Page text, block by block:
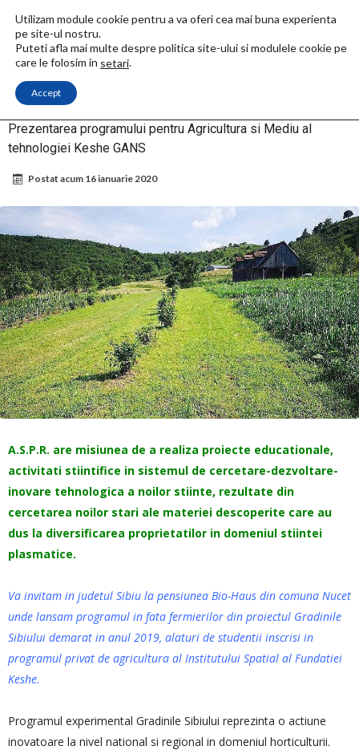
Acasa Nano Info
tehnologiei Keshe GANS
Prezentarea programului pentru Agricultura si Mediu al
tehnologiei Keshe GANS
Postat acum 16 ianuarie 2020
A.S.P.R. are misiunea de a realiza proiecte educationale,
activitati stiintifice in sistemul de cercetare-dezvoltare-
inovare tehnologica a noilor stiinte, rezultate din
cercetarea noilor stari ale materiei descoperite care au
dus la diversificarea proprietatilor in domeniul stiintei
plasmatice.
Va invitam in judetul Sibiu la pensiunea Bio-Haus din comuna Nucet
unde lansam programul in fata fermierilor din proiectul Gradinile
Sibiului demarat in anul 2019, alaturi de studentii inscrisi in
programul privat de agricultura al Institutului Spatial al Fundatiei
Keshe.
Programul experimental Gradinile Sibiului reprezinta o actiune
inovatoare la nivel national si regional in domeniul horticulturii.
Utilizam module cookie pentru a va oferi cea mai buna experienta
pe site-ul nostru.
Puteti afla mai multe despre politica site-ului si modulele cookie pe
care le folosim in setari.
Accept